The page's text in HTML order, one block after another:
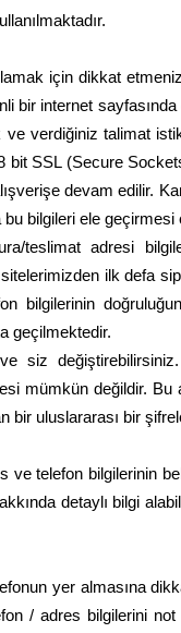
için dikkat
bir internet
verdiğiniz talimat
bit SSL (Secure
devam edilir.
bilgileri ele geçirmesi
teslimat adresi
sitelerimizden ilk
bilgilerinin
geçilmektedir.
siz
mümkün değildir.
bir uluslararası bir
telefon bilgilerinin
detaylı bilgi
yer almasına
/ adres bilgilerini